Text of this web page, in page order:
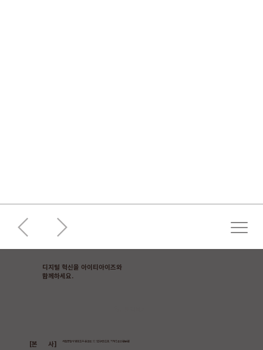
디지털 혁신을 아이티아이즈와
​함께하세요.
[본 사]
서울특별시 영등포구 은행로 37, 5층(여의도동, 기계진흥회관본관)